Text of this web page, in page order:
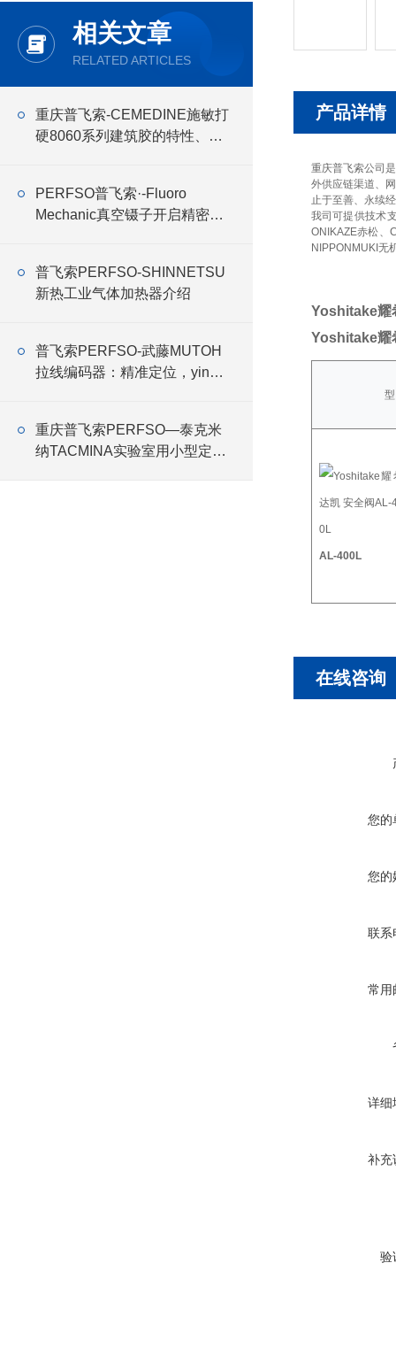
相关文章
RELATED ARTICLES
重庆普飞索-CEMEDINE施敏打
硬8060系列建筑胶的特性、应
PERFSO普飞索·-Fluoro
Mechanic真空镊子开启精密操
普飞索PERFSO-SHINNETSU
新热工业气体加热器介绍
普飞索PERFSO-武藤MUTOH
拉线编码器：精准定位，yin领
重庆普飞索PERFSO—泰克米
纳TACMINA实验室用小型定量
产品详情
重庆普飞索公司
外供应链渠道、
止于至善、永续
我司可提供技术
ONIKAZE赤松、
NIPPONMUKI无
Yoshitake耀
Yoshitake耀
型
AL-400L
在线咨询
您的
您的
联系
常用
详细
补充
验